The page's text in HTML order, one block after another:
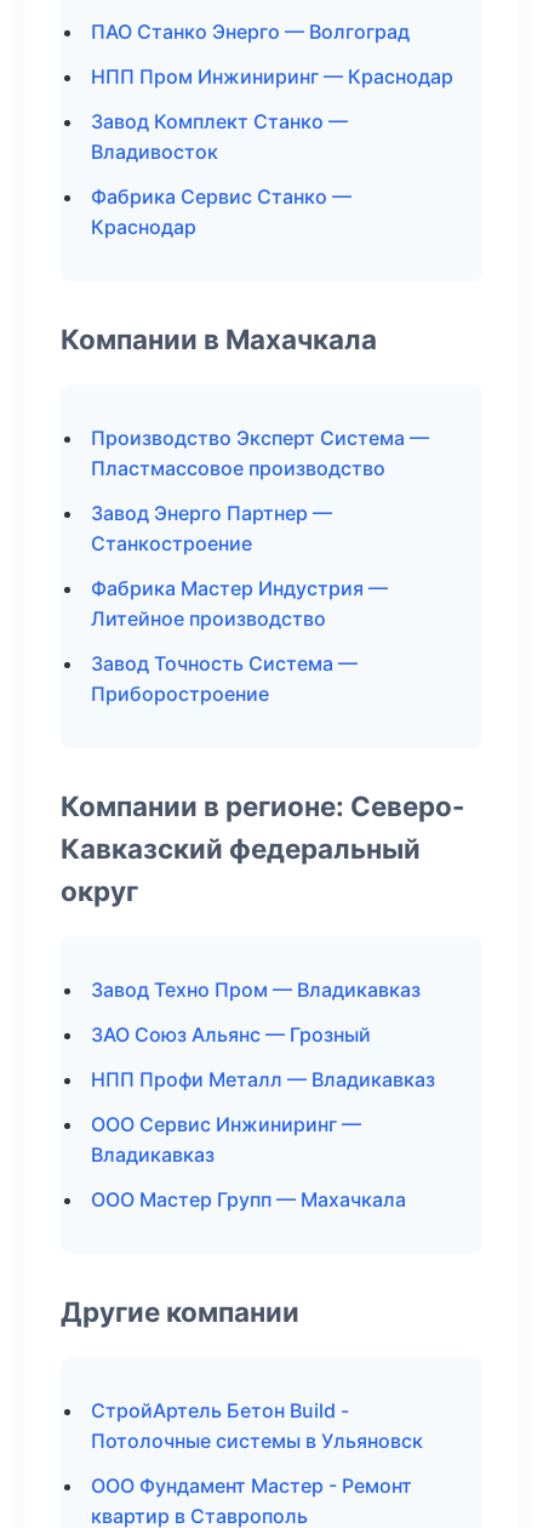
ПАО Станко Энерго — Волгоград
НПП Пром Инжиниринг — Краснодар
Завод Комплект Станко —
Владивосток
Фабрика Сервис Станко —
Краснодар
Компании в Махачкала
Производство Эксперт Система —
Пластмассовое производство
Завод Энерго Партнер —
Станкостроение
Фабрика Мастер Индустрия —
Литейное производство
Завод Точность Система —
Приборостроение
Компании в регионе: Северо-
Кавказский федеральный
округ
Завод Техно Пром — Владикавказ
ЗАО Союз Альянс — Грозный
НПП Профи Металл — Владикавказ
ООО Сервис Инжиниринг —
Владикавказ
ООО Мастер Групп — Махачкала
Другие компании
СтройАртель Бетон Build -
Потолочные системы в Ульяновск
ООО Фундамент Мастер - Ремонт
квартир в Ставрополь